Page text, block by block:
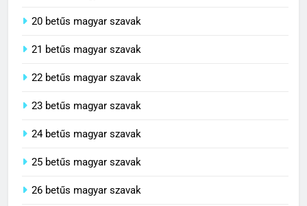
20 betűs magyar szavak
21 betűs magyar szavak
22 betűs magyar szavak
23 betűs magyar szavak
24 betűs magyar szavak
25 betűs magyar szavak
26 betűs magyar szavak